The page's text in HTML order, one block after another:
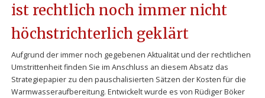
ist rechtlich noch immer nicht
höchstrichterlich geklärt
Aufgrund der immer noch gegebenen Aktualität und der rechtlichen
Umstrittenheit finden Sie im Anschluss an diesem Absatz das
Strategiepapier zu den pauschalisierten Sätzen der Kosten für die
Warmwasseraufbereitung. Entwickelt wurde es von Rüdiger Böker